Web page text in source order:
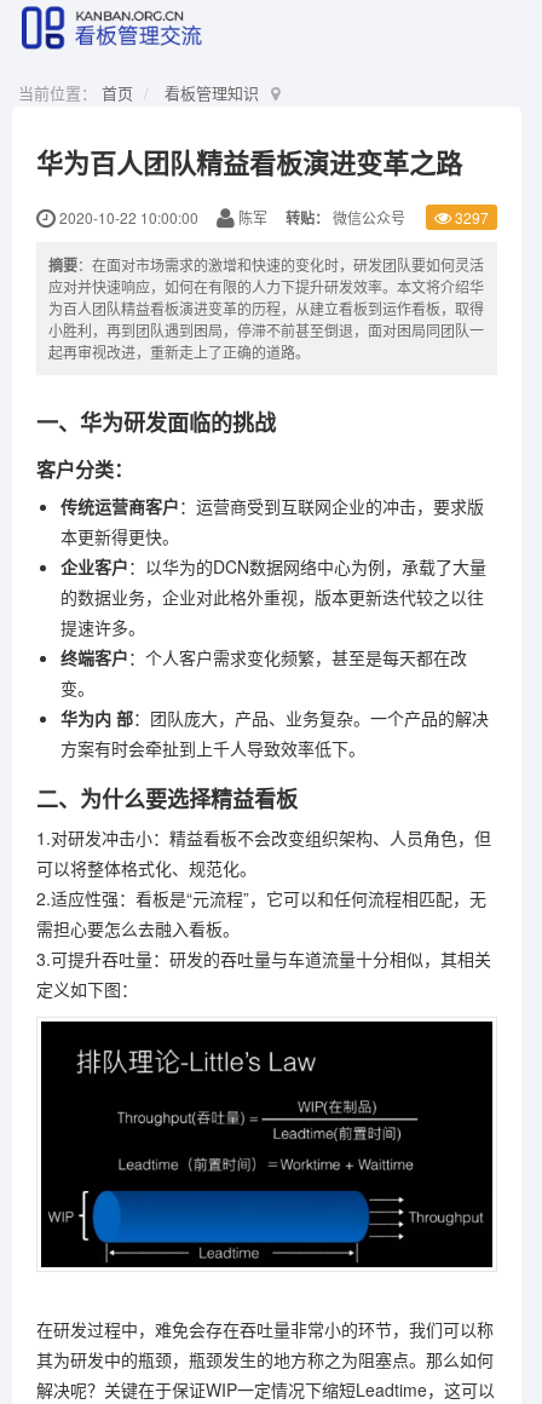
当前位置： 首页 看板管理知识
华为百人团队精益看板演进变革之路
2020-10-22 10:00:00 陈军 转贴： 微信公众号 3297
摘要：在面对市场需求的激增和快速的变化时，研发团队要如何灵活
应对并快速响应，如何在有限的人力下提升研发效率。本文将介绍华
为百人团队精益看板演进变革的历程，从建立看板到运作看板，取得
小胜利，再到团队遇到困局，停滞不前甚至倒退，面对困局同团队一
起再审视改进，重新走上了正确的道路。
一、华为研发面临的挑战
客户分类：
传统运营商客户：运营商受到互联网企业的冲击，要求版
本更新得更快。
企业客户：以华为的DCN数据网络中心为例，承载了大量
的数据业务，企业对此格外重视，版本更新迭代较之以往
提速许多。
终端客户：个人客户需求变化频繁，甚至是每天都在改
变。
华为内 部：团队庞大，产品、业务复杂。一个产品的解决
方案有时会牵扯到上千人导致效率低下。
二、为什么要选择精益看板
1.对研发冲击小：精益看板不会改变组织架构、人员角色，但
可以将整体格式化、规范化。
2.适应性强：看板是“元流程”，它可以和任何流程相匹配，无
需担心要怎么去融入看板。
3.可提升吞吐量：研发的吞吐量与车道流量十分相似，其相关
定义如下图：
在研发过程中，难免会存在吞吐量非常小的环节，我们可以称
其为研发中的瓶颈，瓶颈发生的地方称之为阻塞点。那么如何
解决呢？关键在于保证WIP一定情况下缩短Leadtime，这可以